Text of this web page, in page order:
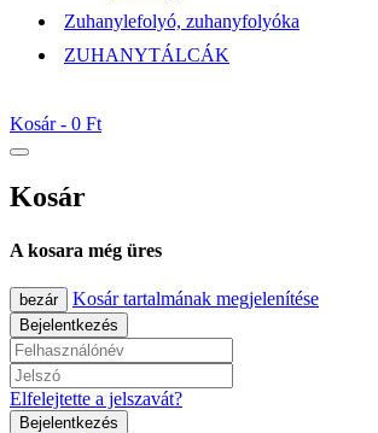
Zuhanylefolyó, zuhanyfolyóka
ZUHANYTÁLCÁK
Kosár - 0 Ft
Kosár
A kosara még üres
bezár Kosár tartalmának megjelenítése
Bejelentkezés
Elfelejtette a jelszavát?
Bejelentkezés